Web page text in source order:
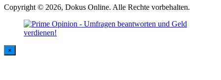
Copyright © 2026, Dokus Online. Alle Rechte vorbehalten.
×